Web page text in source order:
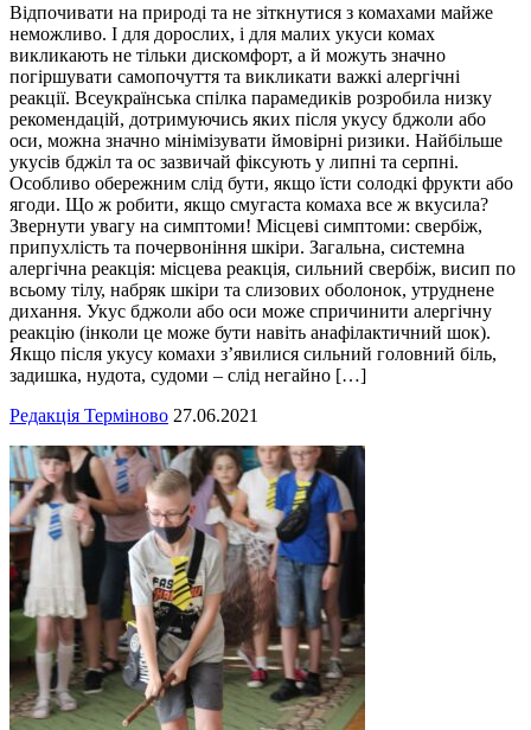
Відпочивати на природі та не зіткнутися з комахами майже
неможливо. І для дорослих, і для малих укуси комах
викликають не тільки дискомфорт, а й можуть значно
погіршувати самопочуття та викликати важкі алергічні
реакції. Всеукраїнська спілка парамедиків розробила низку
рекомендацій, дотримуючись яких після укусу бджоли або
оси, можна значно мінімізувати ймовірні ризики. Найбільше
укусів бджіл та ос зазвичай фіксують у липні та серпні.
Особливо обережним слід бути, якщо їсти солодкі фрукти або
ягоди. Що ж робити, якщо смугаста комаха все ж вкусила?
Звернути увагу на симптоми! Місцеві симптоми: свербіж,
припухлість та почервоніння шкіри. Загальна, системна
алергічна реакція: місцева реакція, сильний свербіж, висип по
всьому тілу, набряк шкіри та слизових оболонок, утруднене
дихання. Укус бджоли або оси може спричинити алергічну
реакцію (інколи це може бути навіть анафілактичний шок).
Якщо після укусу комахи з’явилися сильний головний біль,
задишка, нудота, судоми – слід негайно […]
Редакція Терміново 27.06.2021